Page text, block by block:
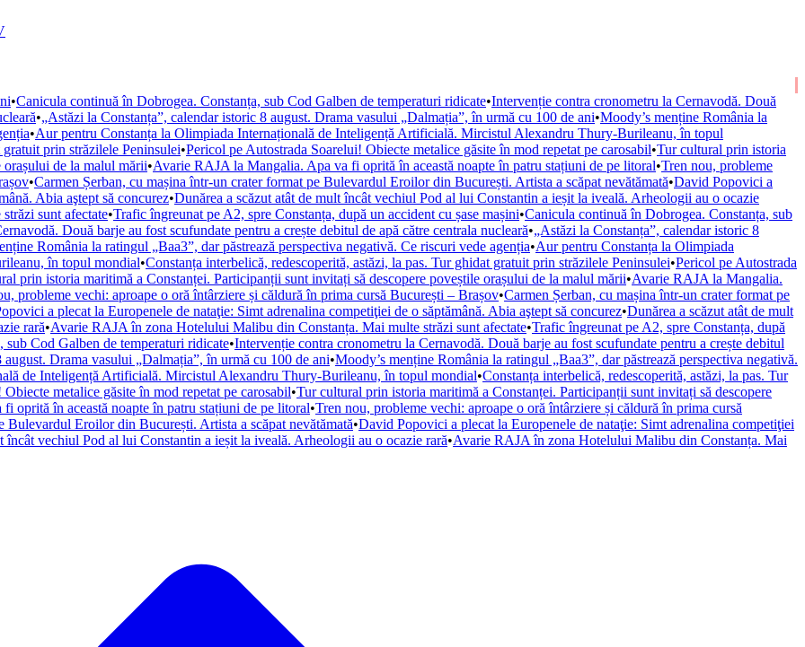
•Canicula continuă în Dobrogea. Constanța, sub Cod Galben de temperaturi ridicate•Intervenție contra cronometru la Cernavodă. Două
•„Astăzi la Constanța”, calendar istoric 8 august. Drama vasului „Dalmația”, în urmă cu 100 de ani•Moody’s menține România la
•Aur pentru Constanța la Olimpiada Internațională de Inteligență Artificială. Mircistul Alexandru Thury-Burileanu, în topul
prin străzilele Peninsulei•Pericol pe Autostrada Soarelui! Obiecte metalice găsite în mod repetat pe carosabil•Tur cultural prin istoria
orașului de la malul mării•Avarie RAJA la Mangalia. Apa va fi oprită în această noapte în patru stațiuni de pe litoral•Tren nou, probleme
•Carmen Șerban, cu mașina într-un crater format pe Bulevardul Eroilor din București. Artista a scăpat nevătămată•David Popovici a
Abia aştept să concurez•Dunărea a scăzut atât de mult încât vechiul Pod al lui Constantin a ieșit la iveală. Arheologii au o ocazie
sunt afectate•Trafic îngreunat pe A2, spre Constanța, după un accident cu șase mașini•Canicula continuă în Dobrogea. Constanța, sub
Două barje au fost scufundate pentru a crește debitul de apă către centrala nucleară•„Astăzi la Constanța”, calendar istoric 8
România la ratingul „Baa3”, dar păstrează perspectiva negativă. Ce riscuri vede agenția•Aur pentru Constanța la Olimpiada
în topul mondial•Constanța interbelică, redescoperită, astăzi, la pas. Tur ghidat gratuit prin străzilele Peninsulei•Pericol pe Autostrada
prin istoria maritimă a Constanței. Participanții sunt invitați să descopere poveștile orașului de la malul mării•Avarie RAJA la Mangalia.
probleme vechi: aproape o oră întârziere și căldură în prima cursă București – Brașov•Carmen Șerban, cu mașina într-un crater format pe
a plecat la Europenele de nataţie: Simt adrenalina competiţiei de o săptămână. Abia aştept să concurez•Dunărea a scăzut atât de mult
rară•Avarie RAJA în zona Hotelului Malibu din Constanța. Mai multe străzi sunt afectate•Trafic îngreunat pe A2, spre Constanța, după
Cod Galben de temperaturi ridicate•Intervenție contra cronometru la Cernavodă. Două barje au fost scufundate pentru a crește debitul
Drama vasului „Dalmația”, în urmă cu 100 de ani•Moody’s menține România la ratingul „Baa3”, dar păstrează perspectiva negativă.
de Inteligență Artificială. Mircistul Alexandru Thury-Burileanu, în topul mondial•Constanța interbelică, redescoperită, astăzi, la pas. Tur
metalice găsite în mod repetat pe carosabil•Tur cultural prin istoria maritimă a Constanței. Participanții sunt invitați să descopere
oprită în această noapte în patru stațiuni de pe litoral•Tren nou, probleme vechi: aproape o oră întârziere și căldură în prima cursă
Bulevardul Eroilor din București. Artista a scăpat nevătămată•David Popovici a plecat la Europenele de nataţie: Simt adrenalina competiţiei
încât vechiul Pod al lui Constantin a ieșit la iveală. Arheologii au o ocazie rară•Avarie RAJA în zona Hotelului Malibu din Constanța. Mai